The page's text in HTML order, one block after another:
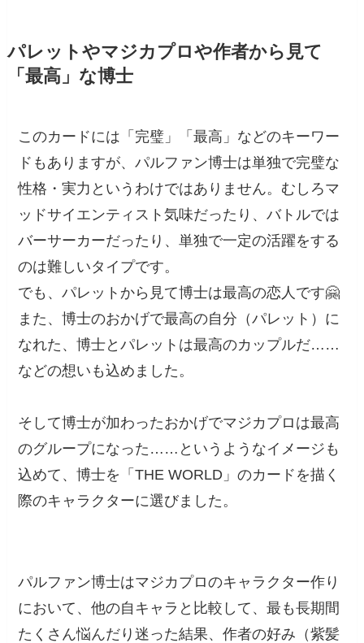
パレットやマジカプロや作者から見て
「最高」な博士
このカードには「完璧」「最高」などのキーワー
ドもありますが、パルファン博士は単独で完璧な
性格・実力というわけではありません。むしろマ
ッドサイエンティスト気味だったり、バトルでは
バーサーカーだったり、単独で一定の活躍をする
のは難しいタイプです。
でも、パレットから見て博士は最高の恋人です🤗
また、博士のおかげで最高の自分（パレット）に
なれた、博士とパレットは最高のカップルだ……
などの想いも込めました。
そして博士が加わったおかげでマジカプロは最高
のグループになった……というようなイメージも
込めて、博士を「THE WORLD」のカードを描く
際のキャラクターに選びました。
パルファン博士はマジカプロのキャラクター作り
において、他の自キャラと比較して、最も長期間
たくさん悩んだり迷った結果、作者の好み（紫髪